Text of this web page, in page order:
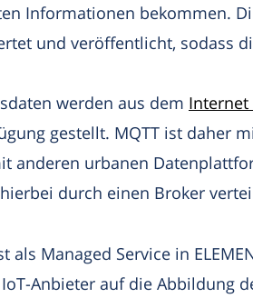
Informationen bekommen.
und veröffentlicht, sodass
werden aus dem Internet
gestellt. MQTT ist daher
anderen urbanen
durch einen Broker
als Managed Service in
Anbieter auf die Abbildung